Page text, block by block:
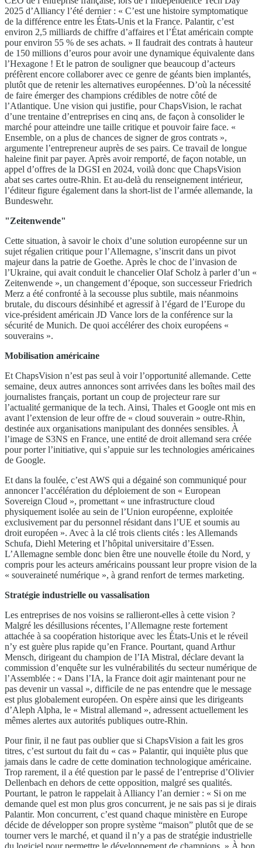
2025 d’Alliancy l’été dernier : « C’est une histoire symptomatique
de la différence entre les États-Unis et la France. Palantir, c’est
environ 2,5 milliards de chiffre d’affaires et l’État américain compte
pour environ 55 % de ses achats. » Il faudrait des contrats à hauteur
de 150 millions d’euros pour avoir une dynamique équivalente dans
l’Hexagone ! Et le patron de souligner que beaucoup d’acteurs
préfèrent encore collaborer avec ce genre de géants bien implantés,
plutôt que de retenir les alternatives européennes. D’où la nécessité
de faire émerger des champions crédibles de notre côté de
l’Atlantique. Une vision qui justifie, pour ChapsVision, le rachat
d’une trentaine d’entreprises en cinq ans, de façon à consolider le
marché pour atteindre une taille critique et pouvoir faire face. «
Ensemble, on a plus de chances de signer de gros contrats »,
argumente l’entrepreneur auprès de ses pairs. Ce travail de longue
haleine finit par payer. Après avoir remporté, de façon notable, un
appel d’offres de la DGSI en 2024, voilà donc que ChapsVision
abat ses cartes outre-Rhin. Et au-delà du renseignement intérieur,
l’éditeur figure également dans la short-list de l’armée allemande, la
Bundeswehr.
"Zeitenwende"
Cette situation, à savoir le choix d’une solution européenne sur un
sujet régalien critique pour l’Allemagne, s’inscrit dans un pivot
majeur dans la patrie de Goethe. Après le choc de l’invasion de
l’Ukraine, qui avait conduit le chancelier Olaf Scholz à parler d’un «
Zeitenwende », un changement d’époque, son successeur Friedrich
Merz a été confronté à la secousse plus subtile, mais néanmoins
brutale, du discours désinhibé et agressif à l’égard de l’Europe du
vice-président américain JD Vance lors de la conférence sur la
sécurité de Munich. De quoi accélérer des choix européens «
souverains ».
Mobilisation américaine
Et ChapsVision n’est pas seul à voir l’opportunité allemande. Cette
semaine, deux autres annonces sont arrivées dans les boîtes mail des
journalistes français, portant un coup de projecteur rare sur
l’actualité germanique de la tech. Ainsi, Thales et Google ont mis en
avant l’extension de leur offre de « cloud souverain » outre-Rhin,
destinée aux organisations manipulant des données sensibles. À
l’image de S3NS en France, une entité de droit allemand sera créée
pour porter l’initiative, qui s’appuie sur les technologies américaines
de Google.
Et dans la foulée, c’est AWS qui a dégainé son communiqué pour
annoncer l’accélération du déploiement de son « European
Sovereign Cloud », promettant « une infrastructure cloud
physiquement isolée au sein de l’Union européenne, exploitée
exclusivement par du personnel résidant dans l’UE et soumis au
droit européen ». Avec à la clé trois clients cités : les Allemands
Schufa, Diehl Metering et l’hôpital universitaire d’Essen.
L’Allemagne semble donc bien être une nouvelle étoile du Nord, y
compris pour les acteurs américains poussant leur propre vision de la
« souveraineté numérique », à grand renfort de termes marketing.
Stratégie industrielle ou vassalisation
Les entreprises de nos voisins se rallieront-elles à cette vision ?
Malgré les désillusions récentes, l’Allemagne reste fortement
attachée à sa coopération historique avec les États-Unis et le réveil
n’y est guère plus rapide qu’en France. Pourtant, quand Arthur
Mensch, dirigeant du champion de l’IA Mistral, déclare devant la
commission d’enquête sur les vulnérabilités du secteur numérique de
l’Assemblée : « Dans l’IA, la France doit agir maintenant pour ne
pas devenir un vassal », difficile de ne pas entendre que le message
est plus globalement européen. On espère ainsi que les dirigeants
d’Aleph Alpha, le « Mistral allemand », adressent actuellement les
mêmes alertes aux autorités publiques outre-Rhin.
Pour finir, il ne faut pas oublier que si ChapsVision a fait les gros
titres, c’est surtout du fait du « cas » Palantir, qui inquiète plus que
jamais dans le cadre de cette domination technologique américaine.
Trop rarement, il a été question par le passé de l’entreprise d’Olivier
Dellenbach en dehors de cette opposition, malgré ses qualités.
Pourtant, le patron le rappelait à Alliancy l’an dernier : « Si on me
demande quel est mon plus gros concurrent, je ne sais pas si je dirais
Palantir. Mon concurrent, c’est quand chaque ministère en Europe
décide de développer son propre système “maison” plutôt que de se
tourner vers le marché, et quand il n’y a pas de stratégie industrielle
du logiciel pour permettre le développement de champions. » À bon